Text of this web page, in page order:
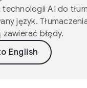
AI do
język.
błędy.